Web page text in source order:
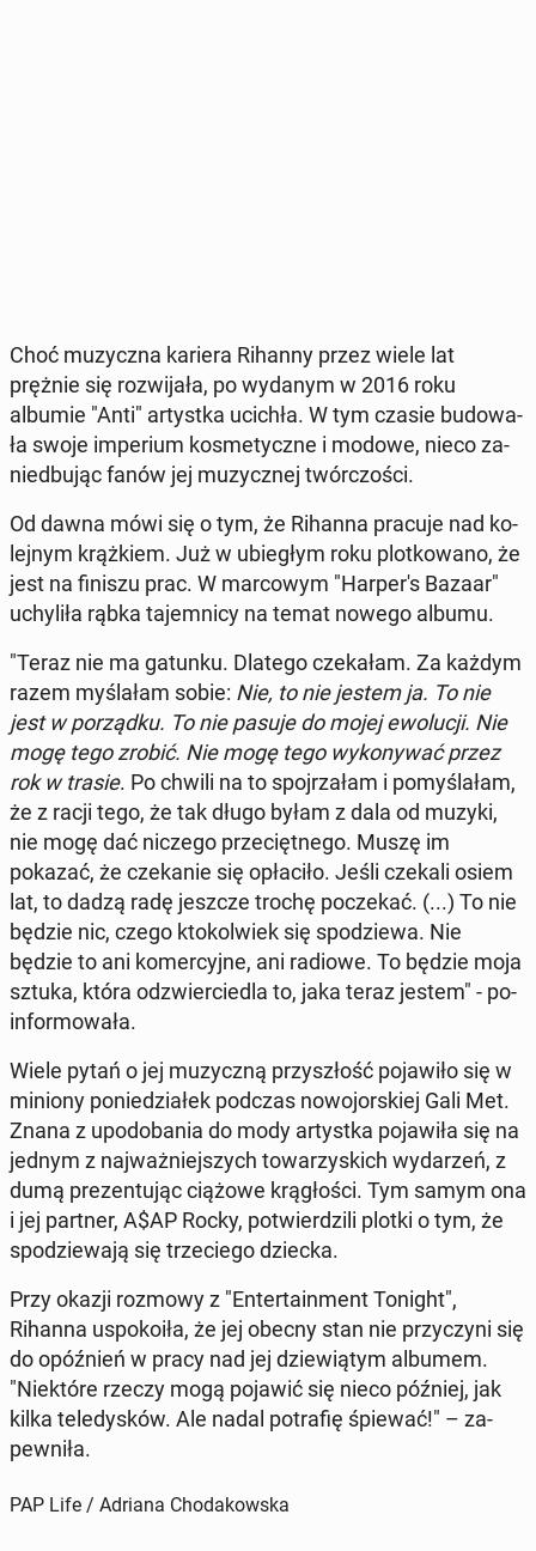
Choć mu­zycz­na kariera Rihanny przez wiele lat
prężnie się roz­wi­ja­ła, po wydanym w 2016 roku
albumie "Anti" ar­tyst­ka ucichła. W tym czasie bu­do­wa­
ła swoje im­pe­rium ko­sme­tycz­ne i modowe, nieco za­
nie­dbu­jąc fanów jej mu­zycz­nej twór­czo­ści.
Od dawna mówi się o tym, że Rihanna pracuje nad ko­
lej­nym krąż­kiem. Już w ubie­głym roku plot­ko­wa­no, że
jest na finiszu prac. W mar­co­wym "Har­pe­r's Bazaar"
uchy­li­ła rąbka ta­jem­ni­cy na temat nowego albumu.
"Teraz nie ma gatunku. Dlatego cze­ka­łam. Za każdym
razem my­śla­łam sobie: Nie, to nie jestem ja. To nie
jest w po­rząd­ku. To nie pasuje do mojej ewo­lu­cji. Nie
mogę tego zrobić. Nie mogę tego wy­ko­ny­wać przez
rok w trasie. Po chwili na to spoj­rza­łam i po­my­śla­łam,
że z racji tego, że tak długo byłam z dala od muzyki,
nie mogę dać niczego prze­cięt­ne­go. Muszę im
pokazać, że cze­ka­nie się opła­ci­ło. Jeśli czekali osiem
lat, to dadzą radę jeszcze trochę po­cze­kać. (...) To nie
będzie nic, czego kto­kol­wiek się spo­dzie­wa. Nie
będzie to ani ko­mer­cyj­ne, ani radiowe. To będzie moja
sztuka, która od­zwier­cie­dla to, jaka teraz jestem" - po­
in­for­mo­wa­ła.
Wiele pytań o jej mu­zycz­ną przy­szłość po­ja­wi­ło się w
miniony po­nie­dzia­łek podczas no­wo­jor­skiej Gali Met.
Znana z upodo­ba­nia do mody ar­tyst­ka po­ja­wi­ła się na
jednym z naj­waż­niej­szych to­wa­rzy­skich wy­da­rzeń, z
dumą pre­zen­tu­jąc ciążowe krą­gło­ści. Tym samym ona
i jej partner, A$AP Rocky, po­twier­dzi­li plotki o tym, że
spo­dzie­wa­ją się trze­cie­go dziecka.
Przy okazji rozmowy z "En­ter­ta­in­ment Tonight",
Rihanna uspo­ko­iła, że jej obecny stan nie przy­czy­ni się
do opóź­nień w pracy nad jej dzie­wią­tym albumem.
"Nie­któ­re rzeczy mogą pojawić się nieco później, jak
kilka te­le­dy­sków. Ale nadal po­tra­fię śpiewać!" – za­
pew­ni­ła.
PAP Life / Adriana Chodakowska